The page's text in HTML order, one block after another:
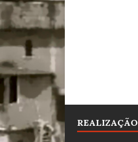
REALIZAÇÃO